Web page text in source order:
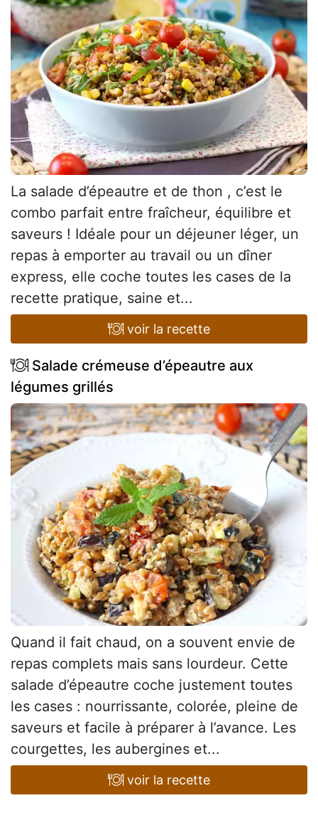
La salade d’épeautre et de thon , c’est le
combo parfait entre fraîcheur, équilibre et
saveurs ! Idéale pour un déjeuner léger, un
repas à emporter au travail ou un dîner
express, elle coche toutes les cases de la
recette pratique, saine et...
voir la recette
Salade crémeuse d’épeautre aux
légumes grillés
Quand il fait chaud, on a souvent envie de
repas complets mais sans lourdeur. Cette
salade d’épeautre coche justement toutes
les cases : nourrissante, colorée, pleine de
saveurs et facile à préparer à l’avance. Les
courgettes, les aubergines et...
voir la recette